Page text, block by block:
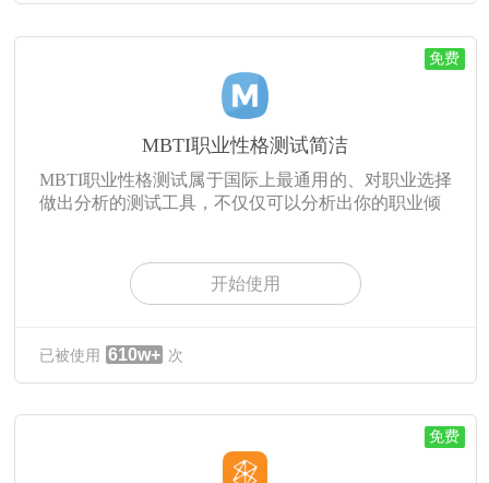
免费
MBTI职业性格测试简洁
MBTI职业性格测试属于国际上最通用的、对职业选择
做出分析的测试工具，不仅仅可以分析出你的职业倾
开始使用
已被使用 610w+ 次
免费